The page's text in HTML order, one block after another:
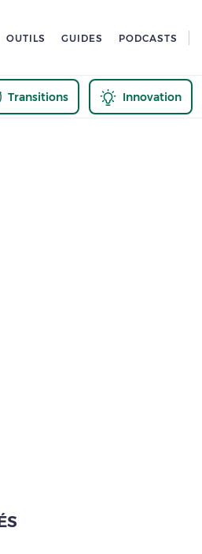
OUTILS GUIDES PODCASTS
Transitions Innovation